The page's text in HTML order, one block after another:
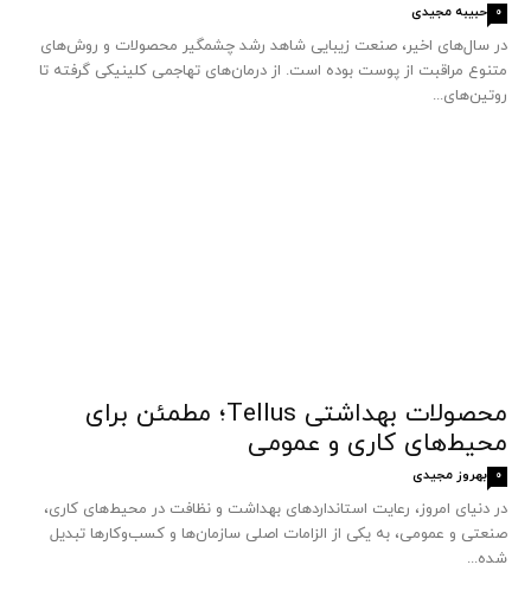
حبیبه مجیدی 0
در سال‌های اخیر، صنعت زیبایی شاهد رشد چشمگیر محصولات و روش‌های
متنوع مراقبت از پوست بوده است. از درمان‌های تهاجمی کلینیکی گرفته تا
روتین‌های...
محصولات بهداشتی Tellus؛ مطمئن برای
محیط‌های کاری و عمومی
بهروز مجیدی 0
در دنیای امروز، رعایت استانداردهای بهداشت و نظافت در محیط‌های کاری،
صنعتی و عمومی، به یکی از الزامات اصلی سازمان‌ها و کسب‌وکارها تبدیل
شده...